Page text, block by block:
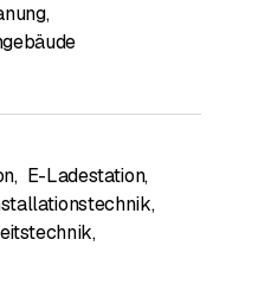
,
, E-Ladestation,
,
,